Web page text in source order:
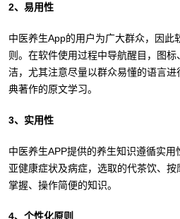
2、易用性
中医养生App的用户为广大群众，因此
则。在软件使用过程中导航醒目，图
洁，尤其注意尽量以群众易懂的语言
典著作的原文学习。
3、实用性
中医养生APP提供的养生知识遵循实
亚健康症状及病症，选取的代茶饮、
掌握、操作简便的知识。
4、个性化原则